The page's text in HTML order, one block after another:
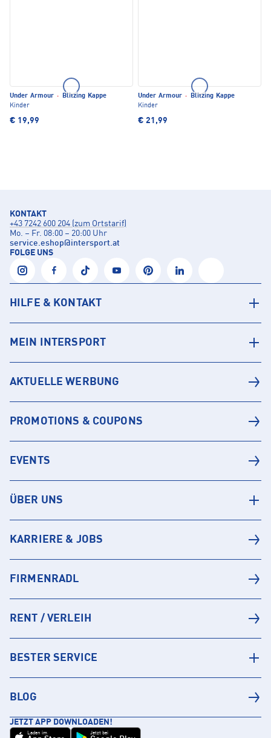
Under Armour ·
Blitzing Kappe
Kinder
€ 19,99
Under Armour ·
Blitzing Kappe
Kinder
€ 21,99
KONTAKT
+43 7242 600 204 (zum Ortstarif)
Mo. – Fr. 08:00 – 20:00 Uhr
service.eshop@intersport.at
FOLGE UNS
HILFE & KONTAKT
MEIN INTERSPORT
AKTUELLE WERBUNG
PROMOTIONS & COUPONS
EVENTS
ÜBER UNS
KARRIERE & JOBS
FIRMENRADL
RENT / VERLEIH
BESTER SERVICE
BLOG
JETZT APP DOWNLOADEN!
Laden im Jetzt bei